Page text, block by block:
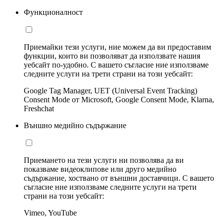
Функционалност
Приемайки тези услуги, ние можем да ви предоставим
функции, които ви позволяват да използвате нашия
уебсайт по-удобно. С вашето съгласие ние използваме
следните услуги на трети страни на този уебсайт:
Google Tag Manager, UET (Universal Event Tracking)
Consent Mode от Microsoft, Google Consent Mode, Klarna,
Freshchat
Външно медийно съдържание
Приемането на тези услуги ни позволява да ви
показваме видеоклипове или друго медийно
съдържание, хоствано от външни доставчици. С вашето
съгласие ние използваме следните услуги на трети
страни на този уебсайт:
Vimeo, YouTube